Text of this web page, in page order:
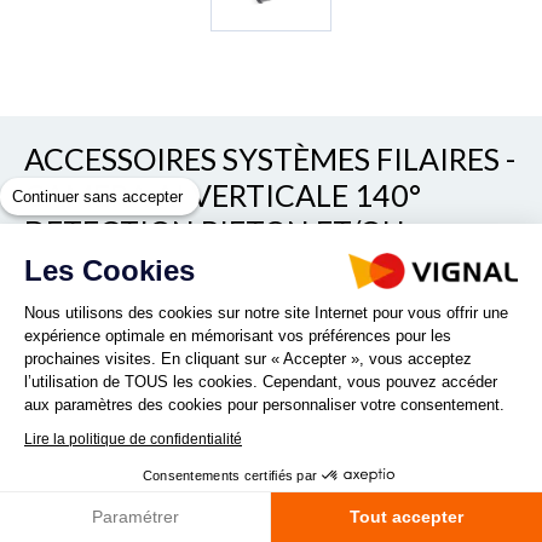
ACCESSOIRES SYSTÈMES FILAIRES -
CAMERA AI VERTICALE 140°
DETECTION PIETON ET/OU
VEHICULE
REF. D16200 Voir/cacher les autres références
La caméra intelligente de détection 1080P HD adopte une
nouvelle technologie pour détecter les piétons et les
Continuer sans accepter
Les Cookies
Nous utilisons des cookies sur notre site Internet pour vous offrir une
expérience optimale en mémorisant vos préférences pour les
prochaines visites. En cliquant sur « Accepter », vous acceptez
l’utilisation de TOUS les cookies. Cependant, vous pouvez accéder
aux paramètres des cookies pour personnaliser votre consentement.
Lire la politique de confidentialité
Consentements certifiés par
Paramétrer Tout accepter